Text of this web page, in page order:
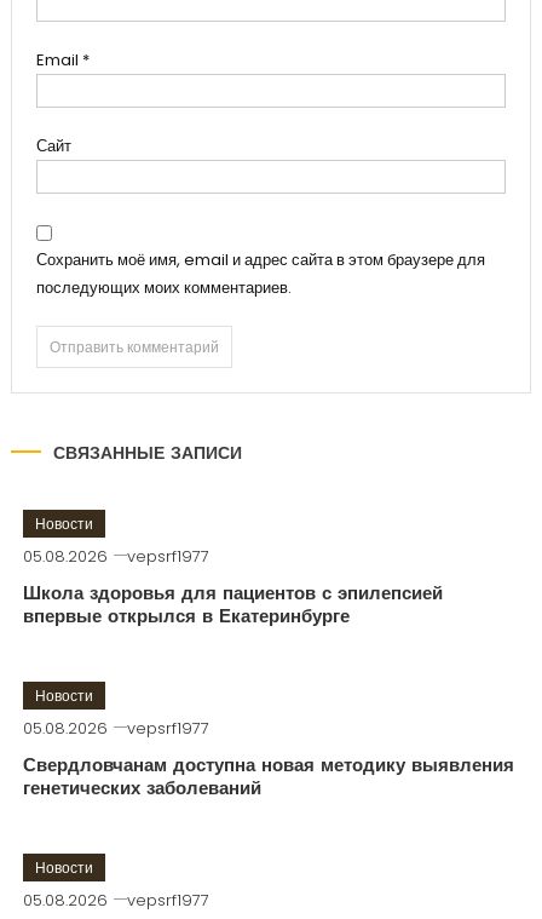
Email *
Сайт
Сохранить моё имя, email и адрес сайта в этом браузере для
последующих моих комментариев.
СВЯЗАННЫЕ ЗАПИСИ
Новости
05.08.2026 vepsrf1977
Школа здоровья для пациентов с эпилепсией
впервые открылся в Екатеринбурге
Новости
05.08.2026 vepsrf1977
Свердловчанам доступна новая методику выявления
генетических заболеваний
Новости
05.08.2026 vepsrf1977